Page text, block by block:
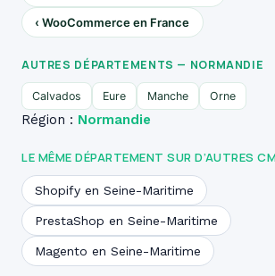
‹ WooCommerce en France
AUTRES DÉPARTEMENTS — NORMANDIE
Calvados Eure Manche Orne
Région : Normandie
LE MÊME DÉPARTEMENT SUR D’AUTRES
Shopify en Seine-Maritime
PrestaShop en Seine-Maritime
Magento en Seine-Maritime